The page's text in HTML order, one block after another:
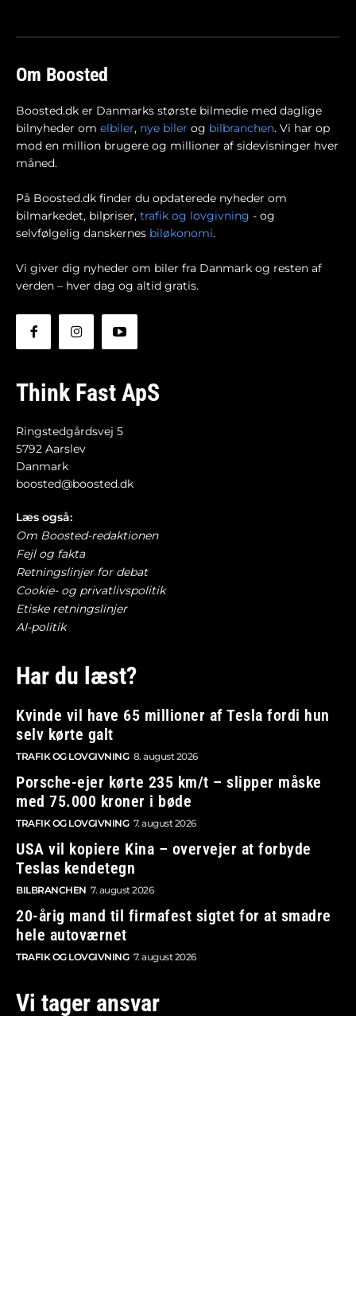
Om Boosted
Boosted.dk er Danmarks største bilmedie med daglige
bilnyheder om elbiler, nye biler og bilbranchen. Vi har op
mod en million brugere og millioner af sidevisninger hver
måned.
På Boosted.dk finder du opdaterede nyheder om
bilmarkedet, bilpriser, trafik og lovgivning - og
selvfølgelig danskernes biløkonomi.
Vi giver dig nyheder om biler fra Danmark og resten af
verden – hver dag og altid gratis.
Think Fast ApS
Ringstedgårdsvej 5
5792 Aarslev
Danmark
boosted@boosted.dk
Læs også:
Om Boosted-redaktionen
Fejl og fakta
Retningslinjer for debat
Cookie- og privatlivspolitik
Etiske retningslinjer
AI-politik
Har du læst?
Kvinde vil have 65 millioner af Tesla fordi hun
selv kørte galt
TRAFIK OG LOVGIVNING 8. august 2026
Porsche-ejer kørte 235 km/t – slipper måske
med 75.000 kroner i bøde
TRAFIK OG LOVGIVNING 7. august 2026
USA vil kopiere Kina – overvejer at forbyde
Teslas kendetegn
BILBRANCHEN 7. august 2026
20-årig mand til firmafest sigtet for at smadre
hele autoværnet
TRAFIK OG LOVGIVNING 7. august 2026
Vi tager ansvar